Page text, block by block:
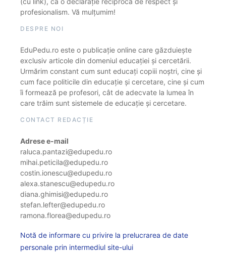
profesionalism. Vă mulțumim!
DESPRE NOI
EduPedu.ro este o publicație online care găzduiește
exclusiv articole din domeniul educației și cercetării.
Urmărim constant cum sunt educați copiii noștri, cine și
cum face politicile din educație și cercetare, cine și cum
îi formează pe profesori, cât de adecvate la lumea în
care trăim sunt sistemele de educație și cercetare.
CONTACT REDACȚIE
Adrese e-mail
raluca.pantazi@edupedu.ro
mihai.peticila@edupedu.ro
costin.ionescu@edupedu.ro
alexa.stanescu@edupedu.ro
diana.ghimisi@edupedu.ro
stefan.lefter@edupedu.ro
ramona.florea@edupedu.ro
Notă de informare cu privire la prelucrarea de date
personale prin intermediul site-ului